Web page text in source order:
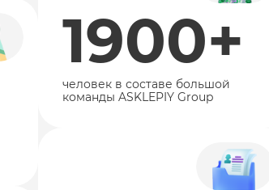
1900+
человек в составе большой
команды ASKLEPIY Group